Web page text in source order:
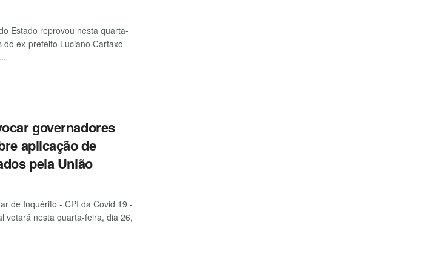
Estado reprovou nesta quarta-
ex-prefeito Luciano Cartaxo
governadores
aplicação de
pela União
de Inquérito - CPI da Covid 19 -
votará nesta quarta-feira, dia 26,